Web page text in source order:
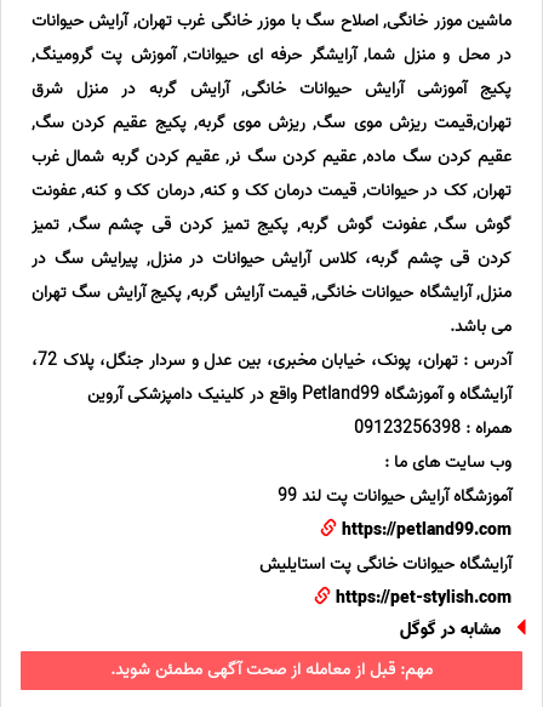
ماشین موزر خانگی, اصلاح سگ با موزر خانگی غرب تهران, آرایش حیوانات
در محل و منزل شما, آرایشگر حرفه ای حیوانات, آموزش پت گرومینگ,
پکیج آموزشی آرایش حیوانات خانگی, آرایش گربه در منزل شرق
تهران,قیمت ریزش موی سگ, ریزش موی گربه, پکیج عقیم کردن سگ,
عقیم کردن سگ ماده, عقیم کردن سگ نر, عقیم کردن گربه شمال غرب
تهران, کک در حیوانات, قیمت درمان کک و کنه, درمان کک و کنه, عفونت
گوش سگ, عفونت گوش گربه, پکیج تمیز کردن قی چشم سگ, تمیز
کردن قی چشم گربه، کلاس آرایش حیوانات در منزل, پیرایش سگ در
منزل, آرایشگاه حیوانات خانگی, قیمت آرایش گربه, پکیج آرایش سگ تهران
می باشد.
آدرس : تهران، پونک، خیابان مخبری، بین عدل و سردار جنگل، پلاک 72،
آرایشگاه و آموزشگاه Petland99 واقع در کلینیک دامپزشکی آروین
همراه : 09123256398
وب سایت های ما :
آموزشگاه آرایش حیوانات پت لند 99
https://petland99.com
آرایشگاه حیوانات خانگی پت استایلیش
https://pet-stylish.com
مشابه در گوگل
مهم: قبل از معامله از صحت آگهی مطمئن شوید.